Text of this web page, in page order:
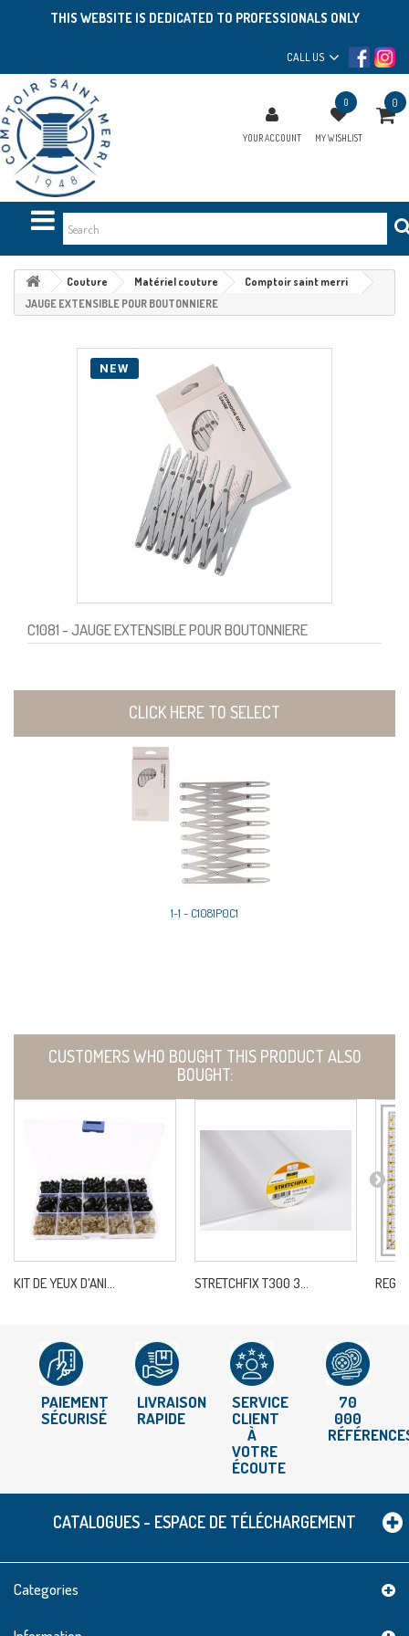
THIS WEBSITE IS DEDICATED TO PROFESSIONALS ONLY
CALL US
YOUR ACCOUNT
0
MY WISHLIST
0
Couture Matériel couture
Comptoir saint merri
JAUGE EXTENSIBLE POUR BOUTONNIERE
NEW
C1081- JAUGE EXTENSIBLE POUR BOUTONNIERE
CLICK HERE TO SELECT
1-1 - C1081P0C1
CUSTOMERS WHO BOUGHT THIS PRODUCT ALSO
BOUGHT:
KIT DE YEUX D'ANI... STRETCHFIX T300 3...
PAIEMENT
SÉCURISÉ
LIVRAISON
RAPIDE
SERVICE
CLIENT
À
VOTRE
ÉCOUTE
70
000
CATALOGUES - ESPACE DE TÉLÉCHARGEMENT
Categories